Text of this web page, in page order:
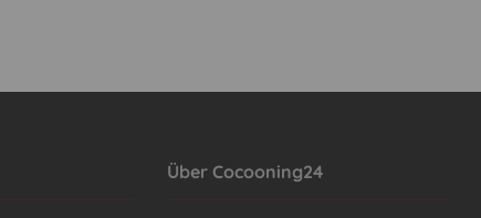
Über Cocooning24